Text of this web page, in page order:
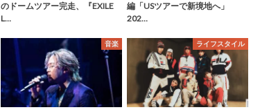
のドームツアー完走、『EXILE
L…
編「USツアーで新境地へ」
202…
音楽 ライフスタイル